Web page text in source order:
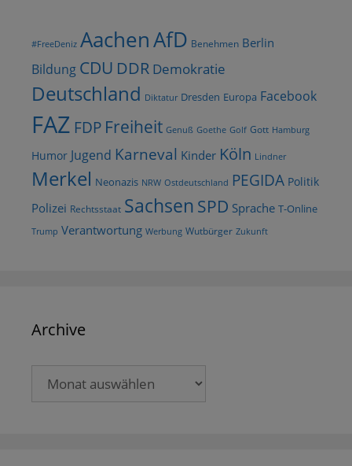
#FreeDeniz AachenAfD Benehmen Berlin
Bildung CDU DDR Demokratie
Deutschland Diktatur Dresden Europa Facebook
FAZ FDP Freiheit Genuß Goethe Golf Gott Hamburg
Humor Jugend Karneval Kinder Köln Lindner
Merkel Neonazis NRW Ostdeutschland PEGIDA Politik
Polizei Rechtsstaat Sachsen SPD Sprache T-Online
Trump Verantwortung Werbung Wutbürger Zukunft
Archive